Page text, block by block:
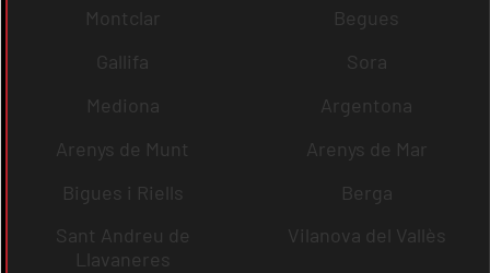
Montclar
Begues
Gallifa
Sora
Mediona
Argentona
Arenys de Munt
Arenys de Mar
Bigues i Riells
Berga
Sant Andreu de
Llavaneres
Vilanova del Vallès